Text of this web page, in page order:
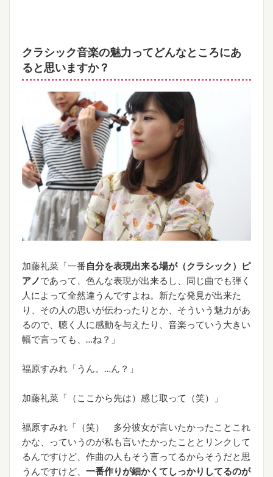
クラシック音楽の魅力ってどんなところにあ
ると思いますか？
加藤礼菜「一番自分を表現出来る場が（クラシック）ピ
アノであって、色んな表現が出来るし、同じ曲でも弾く
人によって全然違うんですよね。新たな発見が出来た
り、その人の思いが伝わったりとか、そういう魅力があ
るので、聴く人に感動を与えたり、音楽っていう大きい
幅で言っても、…ね？」
福原すみれ「うん。…ん？」
加藤礼菜「（ここから先は）感じ取って（笑）」
福原すみれ「（笑） 多分彼女が言いたかったことこれ
かな、っていうのが私も言いたかったこととリンクして
るんですけど、作曲の人もそう言ってるからそうだと思
うんですけど、 一番作りが細かくてしっかりしてるのが